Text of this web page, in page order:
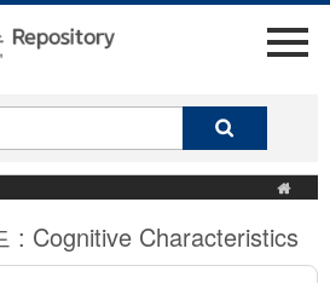
: Cognitive Characteristics